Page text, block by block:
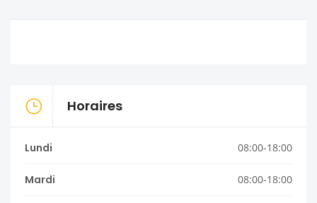
Horaires
Lundi 08:00-18:00
Mardi 08:00-18:00